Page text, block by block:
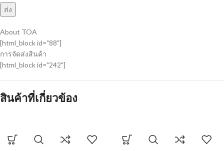
About TOA
[html_block id="88"]
การจัดส่งสินค้า
[html_block id="242"]
สินค้าที่เกี่ยวข้อง